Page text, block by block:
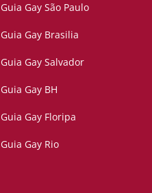
Guia Gay São Paulo
Guia Gay Brasilia
Guia Gay Salvador
Guia Gay BH
Guia Gay Floripa
Guia Gay Rio